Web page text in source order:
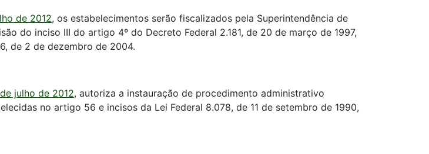
de 2012, os estabelecimentos serão fiscalizados pela Superintendência de
do inciso III do artigo 4º do Decreto Federal 2.181, de 20 de março de 1997,
de 2 de dezembro de 2004.
julho de 2012, autoriza a instauração de procedimento administrativo
no artigo 56 e incisos da Lei Federal 8.078, de 11 de setembro de 1990,